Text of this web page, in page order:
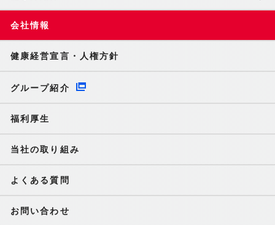
会社情報
健康経営宣言・人権方針
グループ紹介
福利厚生
当社の取り組み
よくある質問
お問い合わせ